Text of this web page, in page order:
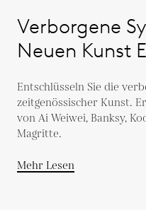
Verborgene
Neuen Kunst
Entschlüsseln Sie die
zeitgenössischer Kunst.
von Ai Weiwei, Banksy,
Magritte.
Mehr Lesen